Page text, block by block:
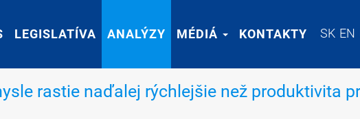
LEGISLATÍVA ANALÝZY MÉDIÁ KONTAKTY SK EN
LEGISLATÍVA ANALÝZY MÉDIÁ KONTAKTY SK EN
rastie naďalej rýchlejšie než produktivita